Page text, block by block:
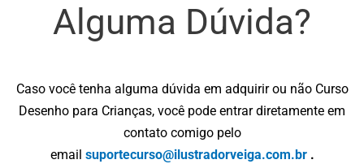
Alguma Dúvida?
Caso você tenha alguma dúvida em adquirir ou não Curso
Desenho para Crianças, você pode entrar diretamente em
contato comigo pelo
email suportecurso@ilustradorveiga.com.br .